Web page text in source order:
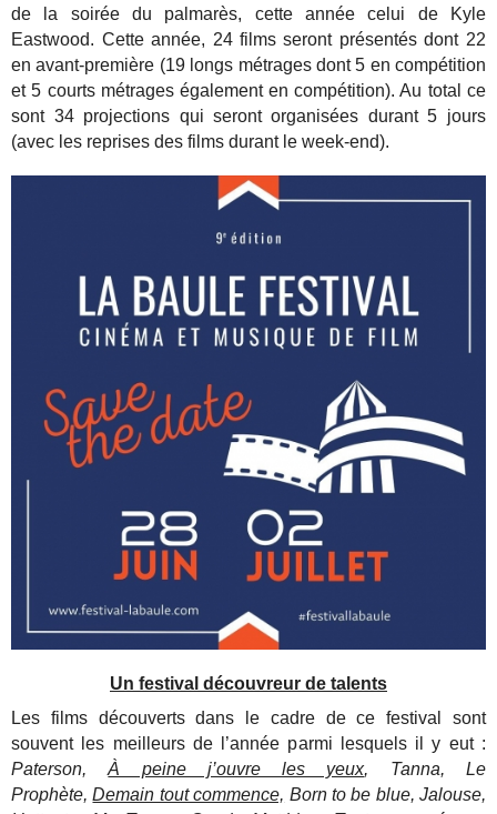
de la soirée du palmarès, cette année celui de Kyle
Eastwood. Cette année, 24 films seront présentés dont 22
en avant-première (19 longs métrages dont 5 en compétition
et 5 courts métrages également en compétition). Au total ce
sont 34 projections qui seront organisées durant 5 jours
(avec les reprises des films durant le week-end).
Un festival découvreur de talents
Les films découverts dans le cadre de ce festival sont
souvent les meilleurs de l’année parmi lesquels il y eut :
Paterson,À peine j’ouvre les yeux, Tanna, Le
Prophète,Demain tout commence, Born to be blue, Jalouse,